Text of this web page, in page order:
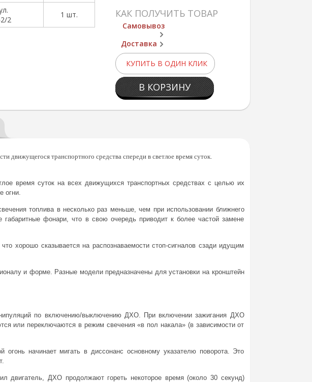
КАК ПОЛУЧИТЬ ТОВАР
Самовывоз
Доставка
КУПИТЬ В ОДИН КЛИК
В КОРЗИНУ
2
1 шт.
транспортного средства спереди в светлое время суток.
время суток на всех движущихся транспортных средствах с целью их
огни.
топлива в несколько раз меньше, чем при использовании ближнего
фонари, что в свою очередь приводит к более частой замене
хорошо сказывается на распознаваемости стоп-сигналов сзади идущим
и форме. Разные модели предназначены для установки на кронштейн
по включению/выключению ДХО. При включении зажигания ДХО
или переключаются в режим свечения «в пол накала» (в зависимости от
начинает мигать в диссонанс основному указателю поворота. Это
двигатель, ДХО продолжают гореть некоторое время (около 30 секунд)